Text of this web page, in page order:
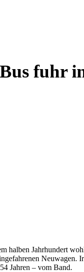
fuhr
halben Jahrhundert
Neuwagen.
Jahren – vom Band.